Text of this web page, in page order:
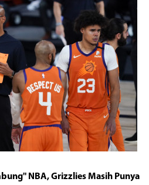
NBA, Grizzlies Masih Punya